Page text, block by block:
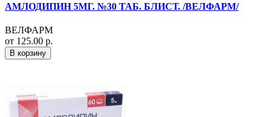
АМЛОДИПИН 5МГ. №30 ТАБ. БЛИСТ. /ВЕЛФАРМ/
ВЕЛФАРМ
от 125.00 р.
В корзину